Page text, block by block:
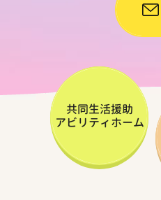
共同生活援助
アビリティホーム